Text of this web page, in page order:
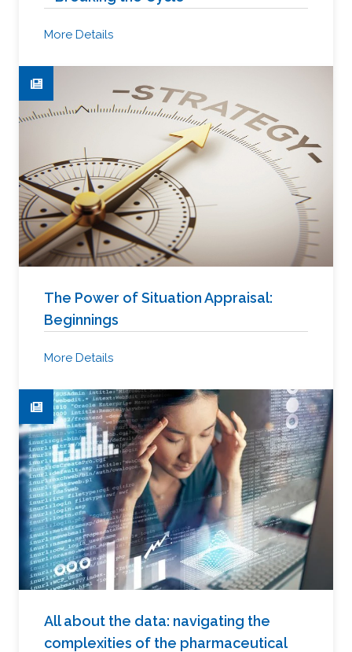
More Details
The Power of Situation Appraisal:
Beginnings
More Details
All about the data: navigating the
complexities of the pharmaceutical